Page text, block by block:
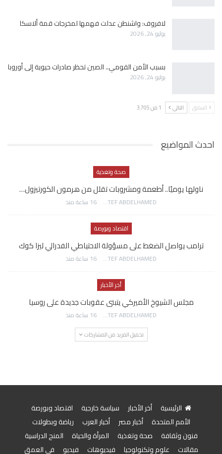
لافروف: واشنطن عدلت فهمها لمخرجات قمة ألاسكا
يوليو 24, 2026
بسبب الأمن القومي.. الصين تحظر صادرات حيوية إلى أوروبا
يوليو 24, 2026
السابق التالي 1 من 3٬705
احدث المواضيع
صحة وتغذية
ناولها يوميًا.. أطعمة ومشروبات تقلل من هرمون الكورتيزول…
AWATEF ABDELHAMED 16 ساعة منذ
اقتصاد وبورصة
ترامب يواصل الضغط على مسؤولة الاحتياطي الفدرالي ليزا كوك
AWATEF ABDELHAMED 16 ساعة منذ
أخر الأخبار
مجلس الشيوخ الأميركي يتبنى عقوبات جديدة على روسيا
AWATEF ABDELHAMED 16 ساعة منذ
تحميل المزيد من المشاركات
الرئيسية أخر الأخبار سياسة خارجية
اقتصاد وبورصة
الأمم المتحدة
أخبار مصر أخبار العرب
رياضة وبطولات
فنون وثقافة
صحة وتغذية المرأة والحياة
المنح الدراسية
مقالات
علوم وتكنولوجيا فيديوهات فيديو في العمق